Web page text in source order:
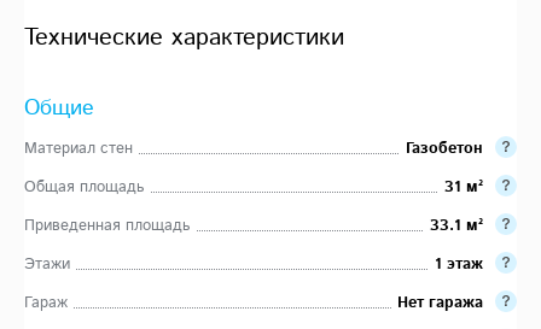
Технические характеристики
Общие
Материал стен
Газобетон
Общая площадь
31 м²
Приведенная площадь
33.1 м²
Этажи
1 этаж
Гараж
Нет гаража